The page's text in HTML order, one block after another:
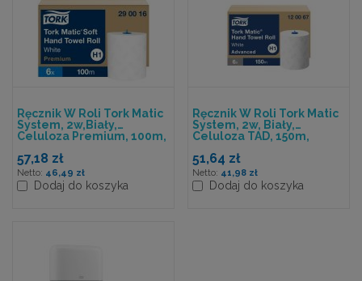
Ręcznik W Roli Tork Matic
System, 2w,biały,
Celuloza Premium, 100m,
57,18 zł
46,49 zł
Dodaj do koszyka
Ręcznik W Roli Tork Matic
System, 2w, Biały,
Celuloza TAD, 150m,
51,64 zł
41,98 zł
Dodaj do koszyka